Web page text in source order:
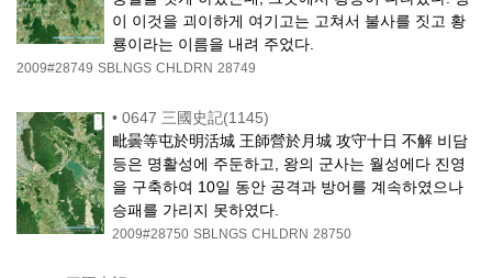
이 이것을 괴이하게 여기고는 고쳐서 불사를 짓고 황
룡이라는 이름을 내려 주었다.
2009#28749 SBLNGS CHLDRN 28749
• 0647 三國史記(1145)
毗曇等屯於明活城 王師營於月城 攻守十日 不解 비담
등은 명활성에 주둔하고, 왕의 군사는 월성에다 진영
을 구축하여 10일 동안 공격과 방어를 계속하였으나
승패를 가리지 못하였다.
2009#28750 SBLNGS CHLDRN 28750